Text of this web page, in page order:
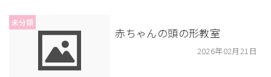
未分類
赤ちゃんの頭の形教室
2026年02月21日